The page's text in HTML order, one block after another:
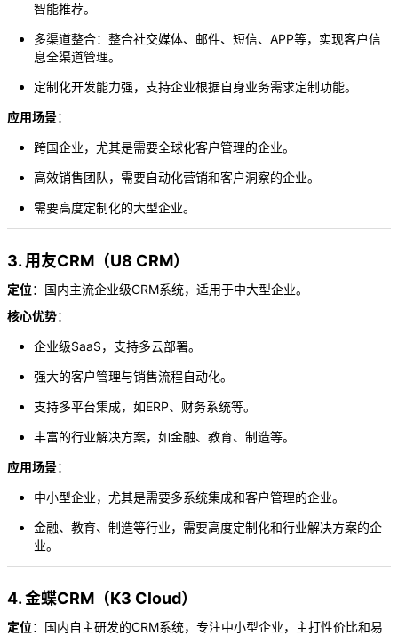
智能推荐。
多渠道整合：整合社交媒体、邮件、短信、APP等，实现客户信
息全渠道管理。
定制化开发能力强，支持企业根据自身业务需求定制功能。
应用场景：
跨国企业，尤其是需要全球化客户管理的企业。
高效销售团队，需要自动化营销和客户洞察的企业。
需要高度定制化的大型企业。
3. 用友CRM（U8 CRM）
定位：国内主流企业级CRM系统，适用于中大型企业。
核心优势：
企业级SaaS，支持多云部署。
强大的客户管理与销售流程自动化。
支持多平台集成，如ERP、财务系统等。
丰富的行业解决方案，如金融、教育、制造等。
应用场景：
中小型企业，尤其是需要多系统集成和客户管理的企业。
金融、教育、制造等行业，需要高度定制化和行业解决方案的企
业。
4. 金蝶CRM（K3 Cloud）
定位：国内自主研发的CRM系统，专注中小型企业，主打性价比和易